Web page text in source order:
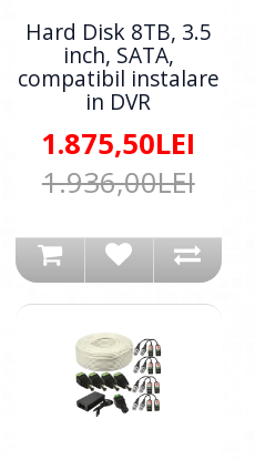
Hard Disk 8TB, 3.5
inch, SATA,
compatibil instalare
in DVR
1.875,50LEI
1.936,00LEI